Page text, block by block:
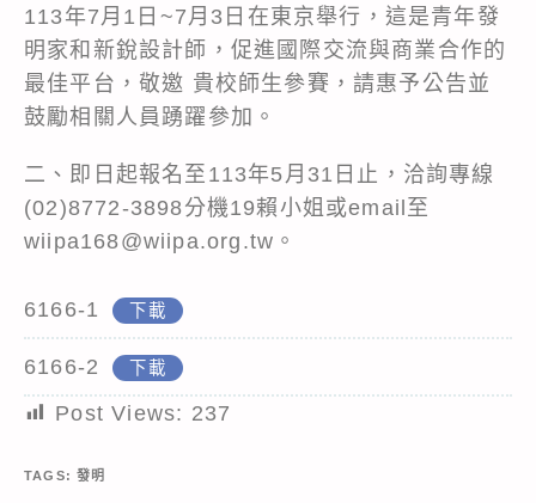
113年7月1日~7月3日在東京舉行，這是青年發
明家和新銳設計師，促進國際交流與商業合作的
最佳平台，敬邀 貴校師生參賽，請惠予公告並
鼓勵相關人員踴躍參加。
二、即日起報名至113年5月31日止，洽詢專線
(02)8772-3898分機19賴小姐或email至
wiipa168@wiipa.org.tw。
6166-1 下載
6166-2 下載
Post Views: 237
TAGS:發明